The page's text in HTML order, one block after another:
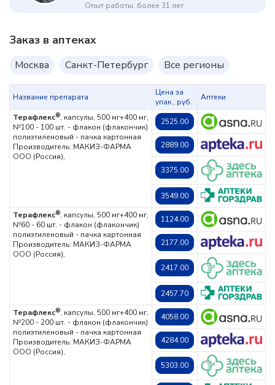
Опыт работы: более 31 лет
Заказ в аптеках
Москва Санкт-Петербург Все регионы
Название препарата
Цена за
упак., руб.
Аптеки
Терафлекс®, капсулы, 500 мг+400 мг,
№100 - 100 шт. - флакон (флакончик)
полиэтиленовый - пачка картонная
Производитель: МАКИЗ-ФАРМА
ООО (Россия),
2525.00
2889.00
3375.00
3549.00
Терафлекс®, капсулы, 500 мг+400 мг,
№60 - 60 шт. - флакон (флакончик)
полиэтиленовый - пачка картонная
Производитель: МАКИЗ-ФАРМА
ООО (Россия),
1124.00
2177.00
2417.00
2457.70
Терафлекс®, капсулы, 500 мг+400 мг,
№200 - 200 шт. - флакон (флакончик)
полиэтиленовый - пачка картонная
Производитель: МАКИЗ-ФАРМА
ООО (Россия),
4058.00
4284.00
5303.00